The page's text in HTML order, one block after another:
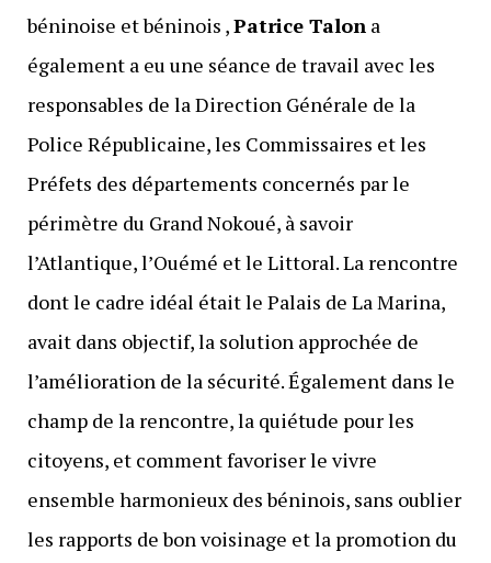
béninoise et béninois ,Patrice Talon a
également a eu une séance de travail avec les
responsables de la Direction Générale de la
Police Républicaine, les Commissaires et les
Préfets des départements concernés par le
périmètre du Grand Nokoué, à savoir
l’Atlantique, l’Ouémé et le Littoral. La rencontre
dont le cadre idéal était le Palais de La Marina,
avait dans objectif, la solution approchée de
l’amélioration de la sécurité. Également dans le
champ de la rencontre, la quiétude pour les
citoyens, et comment favoriser le vivre
ensemble harmonieux des béninois, sans oublier
les rapports de bon voisinage et la promotion du